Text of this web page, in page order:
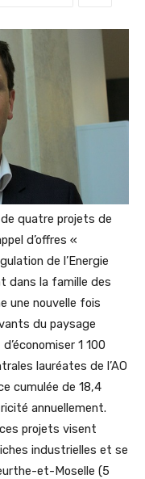
quatre projets de
d’offres «
de l’Energie
dans la famille des
une nouvelle fois
du paysage
1 100
lauréates de l’AO
cumulée de 18,4
annuellement.
projets visent
industrielles et se
et-Moselle (5